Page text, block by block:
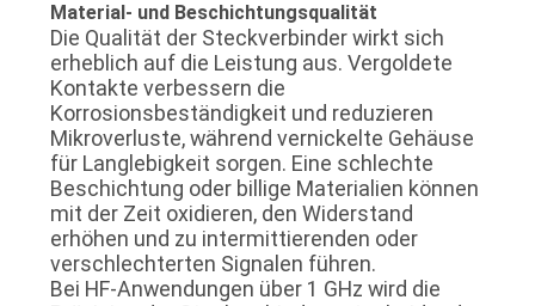
Material- und Beschichtungsqualität
Die Qualität der Steckverbinder wirkt sich
erheblich auf die Leistung aus. Vergoldete
Kontakte verbessern die
Korrosionsbeständigkeit und reduzieren
Mikroverluste, während vernickelte Gehäuse
für Langlebigkeit sorgen. Eine schlechte
Beschichtung oder billige Materialien können
mit der Zeit oxidieren, den Widerstand
erhöhen und zu intermittierenden oder
verschlechterten Signalen führen.
Bei HF-Anwendungen über 1 GHz wird die